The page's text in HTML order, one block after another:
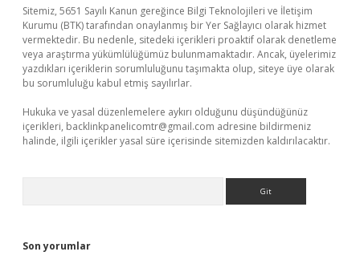
Sitemiz, 5651 Sayılı Kanun gereğince Bilgi Teknolojileri ve İletişim
Kurumu (BTK) tarafından onaylanmış bir Yer Sağlayıcı olarak hizmet
vermektedir. Bu nedenle, sitedeki içerikleri proaktif olarak denetleme
veya araştırma yükümlülüğümüz bulunmamaktadır. Ancak, üyelerimiz
yazdıkları içeriklerin sorumluluğunu taşımakta olup, siteye üye olarak
bu sorumluluğu kabul etmiş sayılırlar.
Hukuka ve yasal düzenlemelere aykırı olduğunu düşündüğünüz
içerikleri, backlinkpanelicomtr@gmail.com adresine bildirmeniz
halinde, ilgili içerikler yasal süre içerisinde sitemizden kaldırılacaktır.
Son yorumlar